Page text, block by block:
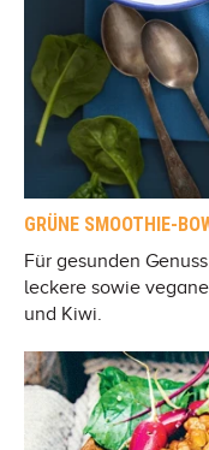
GRÜNE SMOOTHIE-
Für gesunden
leckere sowie
und Kiwi.